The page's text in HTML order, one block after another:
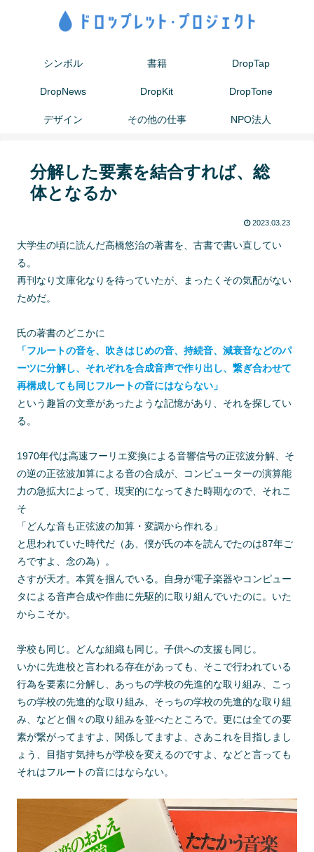
シンボル 書籍 DropTap
DropNews DropKit DropTone
デザイン その他の仕事 NPO法人
分解した要素を結合すれば、総
体となるか
2023.03.23
大学生の頃に読んだ高橋悠治の著書を、古書で書い直してい
る。
再刊なり文庫化なりを待っていたが、まったくその気配がない
ためだ。
氏の著書のどこかに
「フルートの音を、吹きはじめの音、持続音、減衰音などのパ
ーツに分解し、それぞれを合成音声で作り出し、繋ぎ合わせて
再構成しても同じフルートの音にはならない」
という趣旨の文章があったような記憶があり、それを探してい
る。
1970年代は高速フーリエ変換による音響信号の正弦波分解、そ
の逆の正弦波加算による音の合成が、コンピューターの演算能
力の急拡大によって、現実的になってきた時期なので、それこ
そ
「どんな音も正弦波の加算・変調から作れる」
と思われていた時代だ（あ、僕が氏の本を読んでたのは87年ご
ろですよ、念の為）。
さすが天才。本質を掴んでいる。自身が電子楽器やコンピュー
タによる音声合成や作曲に先駆的に取り組んでいたのに。いた
からこそか。
学校も同じ。どんな組織も同じ。子供への支援も同じ。
いかに先進校と言われる存在があっても、そこで行われている
行為を要素に分解し、あっちの学校の先進的な取り組み、こっ
ちの学校の先進的な取り組み、そっちの学校の先進的な取り組
み、などと個々の取り組みを並べたところで。更には全ての要
素が繋がってますよ、関係してますよ、さあこれを目指しまし
ょう、目指す気持ちが学校を変えるのですよ、などと言っても
それはフルートの音にはならない。